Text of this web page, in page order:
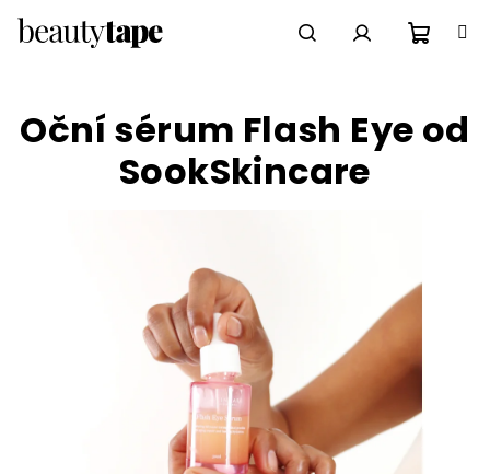
košík
Oční sérum Flash Eye od
SookSkincare